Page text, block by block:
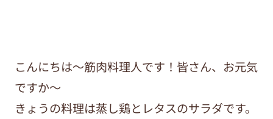
こんにちは～筋肉料理人です！皆さん、お元気
ですか～
きょうの料理は蒸し鶏とレタスのサラダです。